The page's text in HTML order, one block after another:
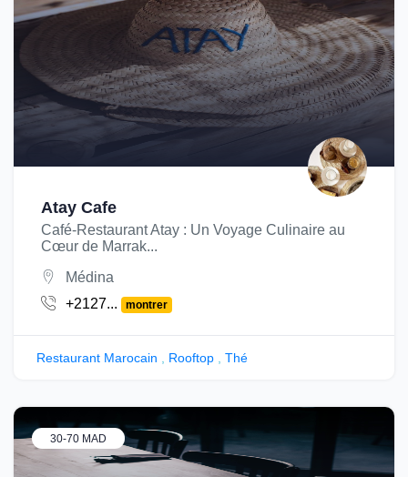
Atay Cafe
Café-Restaurant Atay : Un Voyage Culinaire au
Cœur de Marrak...
Médina
+2127...
montrer
Restaurant Marocain Rooftop Thé
30-70 MAD